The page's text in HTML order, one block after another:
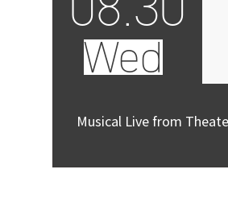
Wed
Musical Live from